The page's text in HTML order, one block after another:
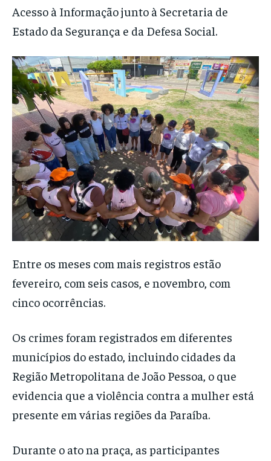
Acesso à Informação junto à Secretaria de
Estado da Segurança e da Defesa Social.
Entre os meses com mais registros estão
fevereiro, com seis casos, e novembro, com
cinco ocorrências.
Os crimes foram registrados em diferentes
municípios do estado, incluindo cidades da
Região Metropolitana de João Pessoa, o que
evidencia que a violência contra a mulher está
presente em várias regiões da Paraíba.
Durante o ato na praça, as participantes